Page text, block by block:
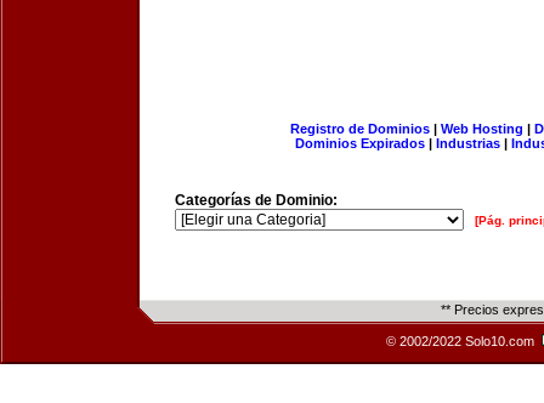
Registro de Dominios| Web Hosting |
Dominios Expirados | Industrias |
Categorías de Dominio:
[Pág.
** Precios
© 2002/2022 Solo10.com